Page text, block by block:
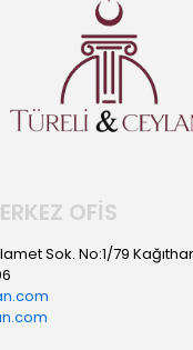
OFİS
Sok. No:1/79